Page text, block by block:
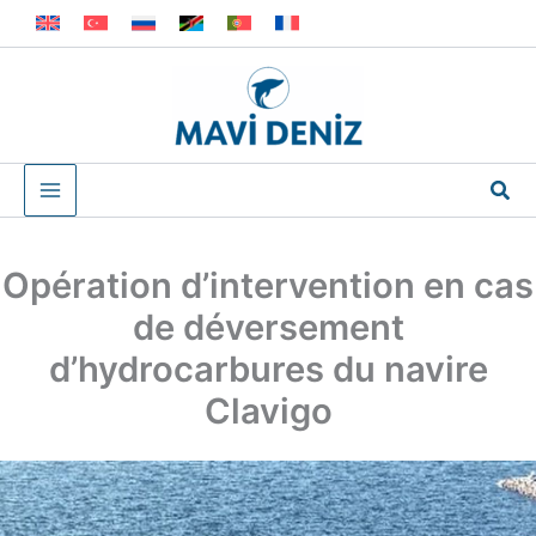
au
Opération d’intervention en cas
de déversement
d’hydrocarbures du navire
Clavigo